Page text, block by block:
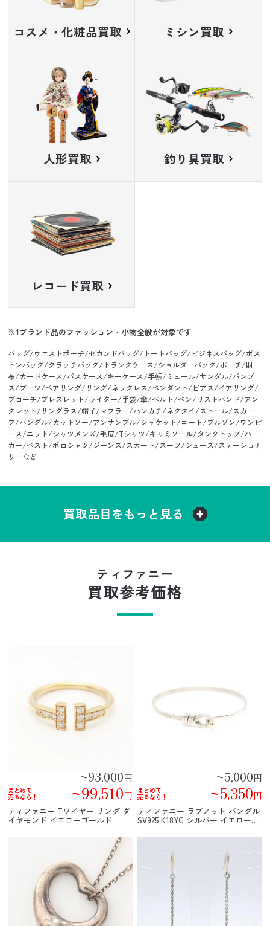
コスメ・化粧品買取 ミシン買取
人形買取 釣り具買取
レコード買取
ブランド品のファッション・小物全般が対象です
バッグ/ウエストポーチ/セカンドバッグ/トートバッグ/ビジネスバッグ/ボス
トンバッグ/クラッチバッグ/トランクケース/ショルダーバッグ/ポーチ/財
布/カードケース/パスケース/キーケース/手帳/ミュール/サンダル/パンプ
ス/ブーツ/ペアリング/リング/ネックレス/ペンダント/ピアス/イアリング/
ブローチ/ブレスレット/ライター/手袋/傘/ベルト/ペン/リストバンド/アン
クレット/サングラス/帽子/マフラー/ハンカチ/ネクタイ/ストール/スカー
フ/バングル/カットソー/アンサンブル/ジャケット/コート/ブルゾン/ワンピ
ース/ニット/シャツメンズ/毛皮/Tシャツ/キャミソール/タンクトップ/パー
カー/ベスト/ポロシャツ/ジーンズ/スカート/スーツ/シューズ/ステーショナ
リーなど
買取品目をもっと見る
ティファニー
買取参考価格
~93,000円
まとめて
売るなら！ ~99,510円
ティファニー Tワイヤー リング ダ
イヤモンド イエローゴールド
~5,000円
まとめて
売るなら！ ~5,350円
ティファニー ラブノット バングル
SV925 K18YG シルバー イエローゴ